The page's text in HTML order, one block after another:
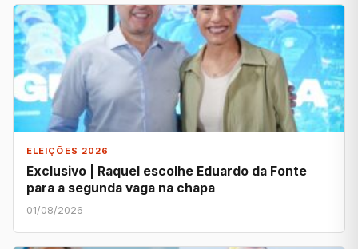
ELEIÇÕES 2026
Exclusivo | Raquel escolhe Eduardo da Fonte
para a segunda vaga na chapa
01/08/2026